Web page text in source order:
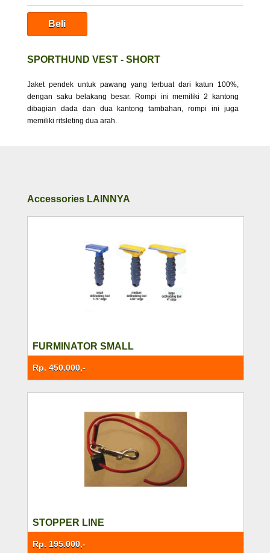
SPORTHUND VEST - SHORT
Jaket pendek untuk pawang yang terbuat dari katun 100%,
dengan saku belakang besar. Rompi ini memiliki 2 kantong
dibagian dada dan dua kantong tambahan, rompi ini juga
memiliki ritsleting dua arah.
Accessories LAINNYA
Rp. 450.000,-
FURMINATOR SMALL
Rp. 195.000,-
STOPPER LINE